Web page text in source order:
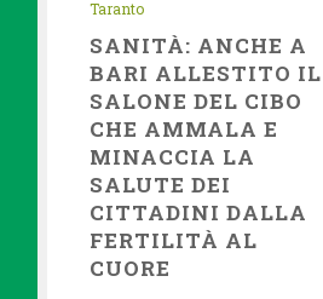
Taranto
SANITÀ: ANCHE A
BARI ALLESTITO IL
SALONE DEL CIBO
CHE AMMALA E
MINACCIA LA
SALUTE DEI
CITTADINI DALLA
FERTILITÀ AL
CUORE